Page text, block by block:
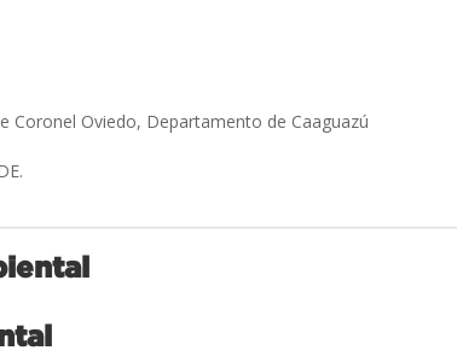
Coronel Oviedo, Departamento de Caaguazú